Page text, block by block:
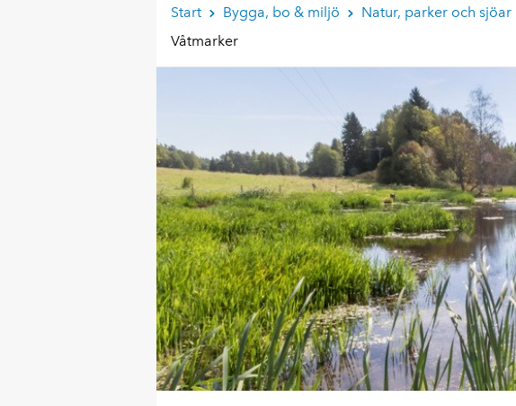
Start Bygga, bo & miljö Natur, parker och sjöar
Våtmarker